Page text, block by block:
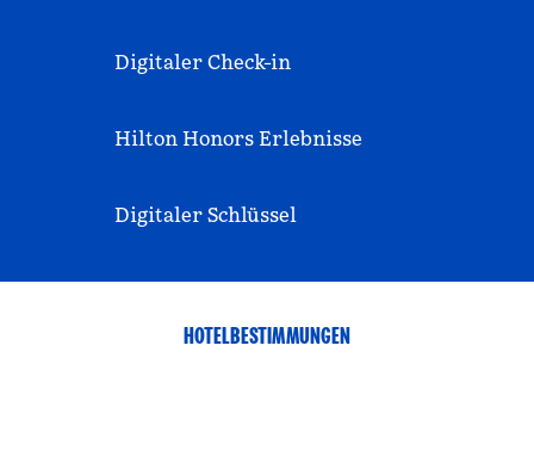
Digitaler Check-in
Hilton Honors Erlebnisse
Digitaler Schlüssel
HOTELBESTIMMUNGEN